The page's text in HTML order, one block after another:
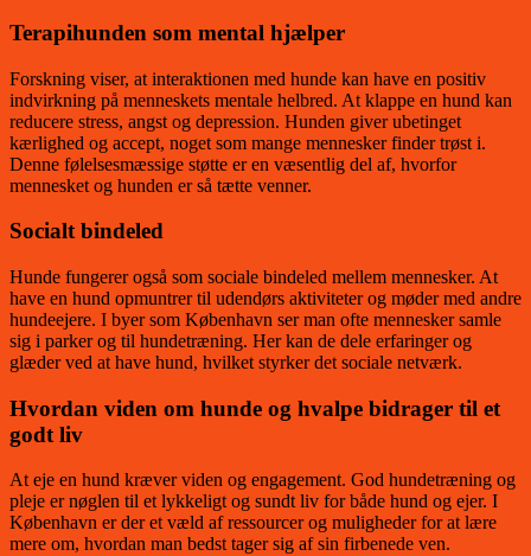
Terapihunden som mental hjælper
Forskning viser, at interaktionen med hunde kan have en positiv
indvirkning på menneskets mentale helbred. At klappe en hund kan
reducere stress, angst og depression. Hunden giver ubetinget
kærlighed og accept, noget som mange mennesker finder trøst i.
Denne følelsesmæssige støtte er en væsentlig del af, hvorfor
mennesket og hunden er så tætte venner.
Socialt bindeled
Hunde fungerer også som sociale bindeled mellem mennesker. At
have en hund opmuntrer til udendørs aktiviteter og møder med andre
hundeejere. I byer som København ser man ofte mennesker samle
sig i parker og til hundetræning. Her kan de dele erfaringer og
glæder ved at have hund, hvilket styrker det sociale netværk.
Hvordan viden om hunde og hvalpe bidrager til et
godt liv
At eje en hund kræver viden og engagement. God hundetræning og
pleje er nøglen til et lykkeligt og sundt liv for både hund og ejer. I
København er der et væld af ressourcer og muligheder for at lære
mere om, hvordan man bedst tager sig af sin firbenede ven.